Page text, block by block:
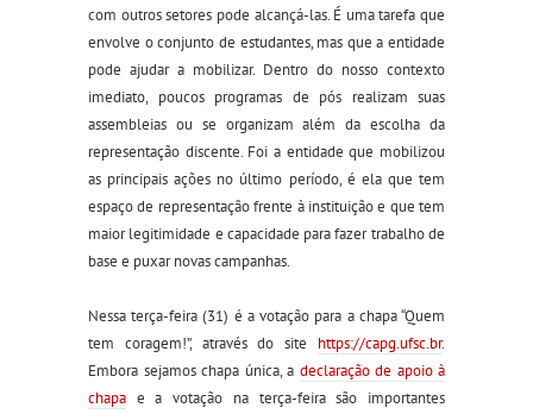
com outros setores pode alcançá-las. É uma tarefa que
envolve o conjunto de estudantes, mas que a entidade
pode ajudar a mobilizar. Dentro do nosso contexto
imediato, poucos programas de pós realizam suas
assembleias ou se organizam além da escolha da
representação discente. Foi a entidade que mobilizou
as principais ações no último período, é ela que tem
espaço de representação frente à instituição e que tem
maior legitimidade e capacidade para fazer trabalho de
base e puxar novas campanhas.
Nessa terça-feira (31) é a votação para a chapa “Quem
tem coragem!”, através do site https://capg.ufsc.br.
Embora sejamos chapa única, a declaração de apoio à
chapa e a votação na terça-feira são importantes